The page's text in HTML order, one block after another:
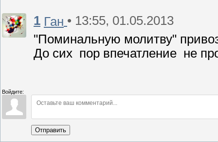
1 Ган • 13:55, 01.05.2013
"Поминальную молитву"
До сих пор впечатление не
Войдите:
Отправить